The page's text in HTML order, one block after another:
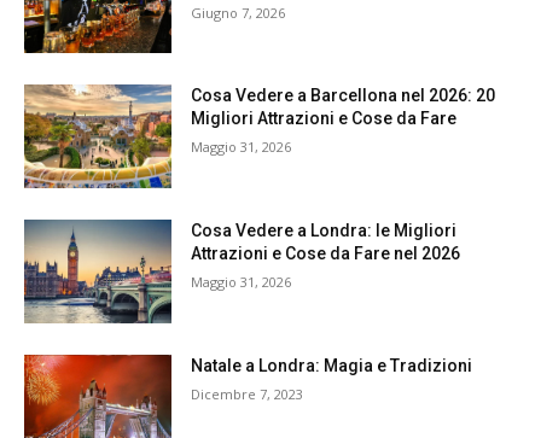
Giugno 7, 2026
Cosa Vedere a Barcellona nel 2026: 20
Migliori Attrazioni e Cose da Fare
Maggio 31, 2026
Cosa Vedere a Londra: le Migliori
Attrazioni e Cose da Fare nel 2026
Maggio 31, 2026
Natale a Londra: Magia e Tradizioni
Dicembre 7, 2023